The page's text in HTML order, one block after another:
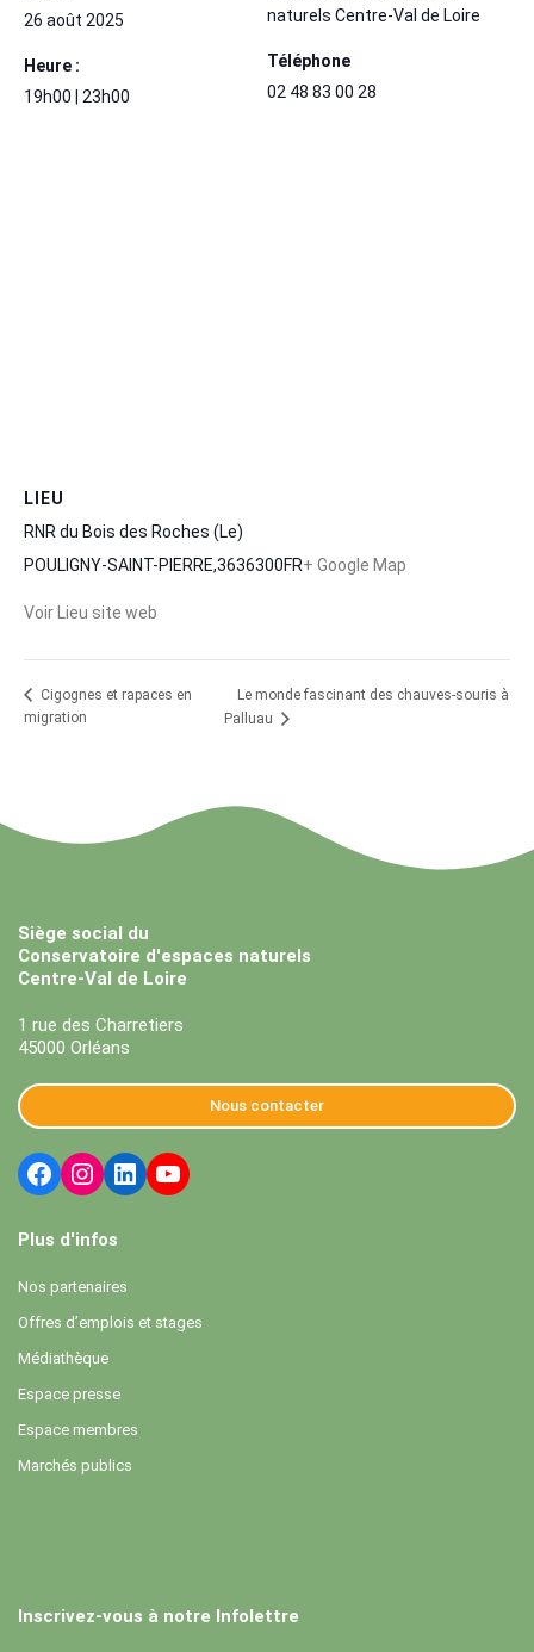
26 août 2025
Heure :
19h00 | 23h00
naturels Centre-Val de Loire
Téléphone
02 48 83 00 28
LIEU
RNR du Bois des Roches (Le)
POULIGNY-SAINT-PIERRE,3636300FR+ Google Map
Voir Lieu site web
Cigognes et rapaces en
migration
Le monde fascinant des chauves-souris à
Palluau
Siège social du
Conservatoire d'espaces naturels
Centre-Val de Loire
1 rue des Charretiers
45000 Orléans
Nous contacter
Plus d'infos
Nos partenaires
Offres d’emplois et stages
Médiathèque
Espace presse
Espace membres
Marchés publics
Inscrivez-vous à notre Infolettre